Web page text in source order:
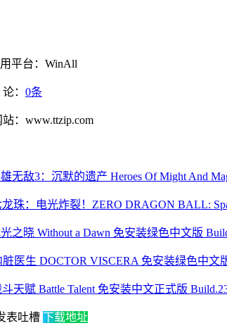
平台：WinAll
： 0条
：www.ttzip.com
无敌3：沉默的遗产 Heroes Of Might And
珠：电光炸裂！ZERO DRAGON BALL:
之晓 Without a Dawn 免安装绿色中文版
医生 DOCTOR VISCERA 免安装绿色中文
天赋 Battle Talent 免安装中文正式版
表吐槽 下载地址